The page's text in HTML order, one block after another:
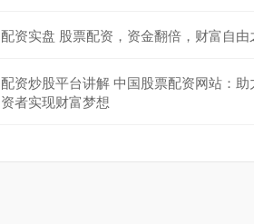
配资实盘 股票配资，资金翻倍，财富自由
配资炒股平台讲解 中国股票配资网站：助
资者实现财富梦想